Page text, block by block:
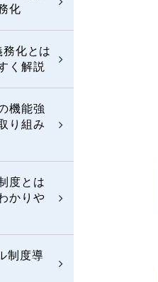
化
化とは
く解説
機能強
り組み
度とは
かりや
制度導